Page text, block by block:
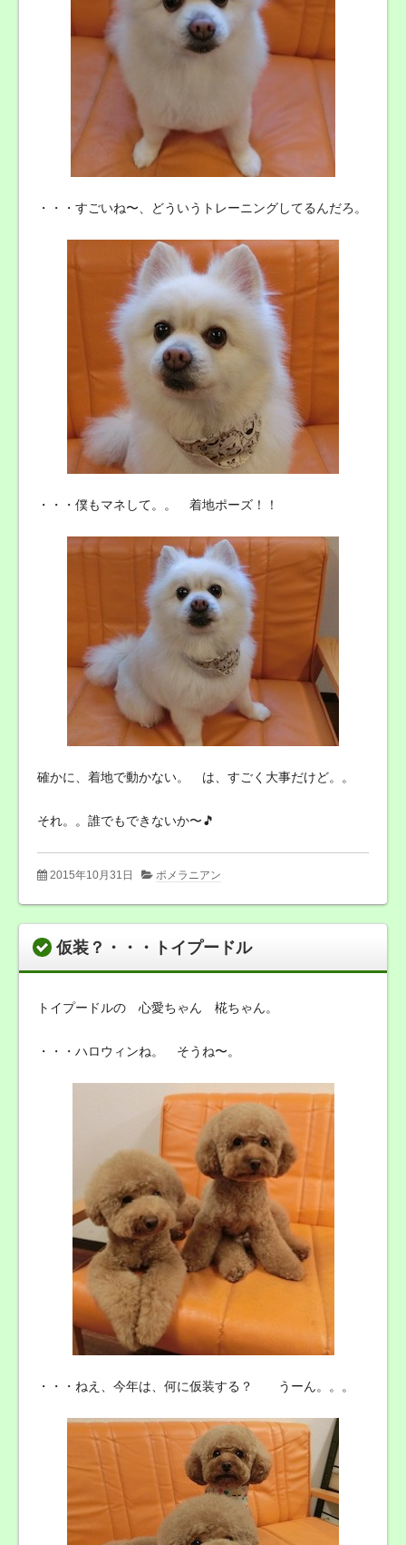
・・・すごいね〜、どういうトレーニングしてるんだろ。
・・・僕もマネして。。 着地ポーズ！！
確かに、着地で動かない。 は、すごく大事だけど。。
それ。。誰でもできないか〜🎵
2015年10月31日 ポメラニアン
仮装？・・・トイプードル
トイプードルの 心愛ちゃん 椛ちゃん。
・・・ハロウィンね。 そうね〜。
・・・ねえ、今年は、何に仮装する？ うーん。。。